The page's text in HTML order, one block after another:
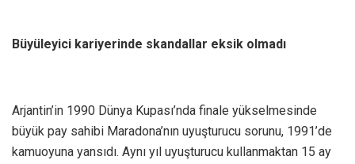
Büyüleyici kariyerinde skandallar eksik olmadı
Arjantin’in 1990 Dünya Kupası’nda finale yükselmesinde
büyük pay sahibi Maradona’nın uyuşturucu sorunu, 1991’de
kamuoyuna yansıdı. Aynı yıl uyuşturucu kullanmaktan 15 ay